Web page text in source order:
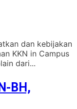
dan kebijakan
KKN in Campus
dari...
BH,